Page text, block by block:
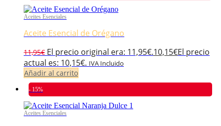
Aceites Esenciales
Aceite Esencial de Orégano
11,95€ El precio original era: 11,95€.10,15€El precio
actual es: 10,15€. IVA Incluido
Añadir al carrito
- 15%
Aceites Esenciales